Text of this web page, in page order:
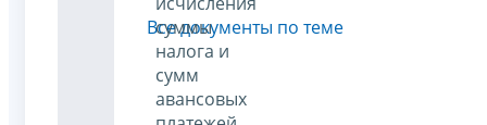
суммы
налога и
сумм
авансовых
Все документы по теме